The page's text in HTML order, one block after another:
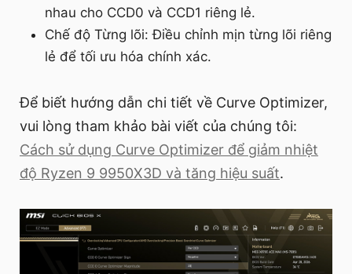
nhau cho CCD0 và CCD1 riêng lẻ.
Chế độ Từng lõi: Điều chỉnh mịn từng lõi riêng
lẻ để tối ưu hóa chính xác.
Để biết hướng dẫn chi tiết về Curve Optimizer,
vui lòng tham khảo bài viết của chúng tôi:
Cách sử dụng Curve Optimizer để giảm nhiệt
độ Ryzen 9 9950X3D và tăng hiệu suất.